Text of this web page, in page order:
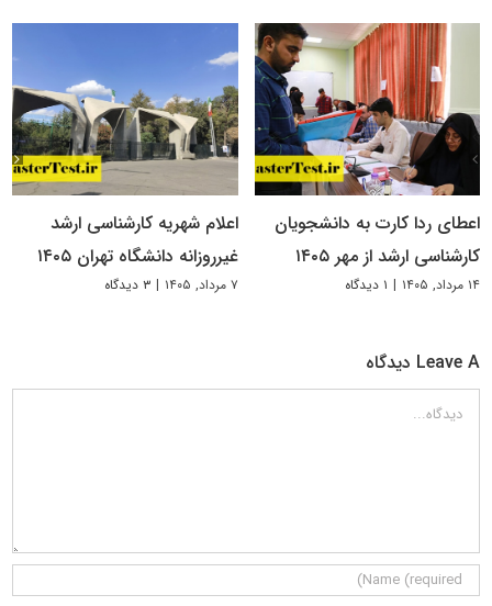
اعطای ردا کارت به دانشجویان
کارشناسی ارشد از مهر ۱۴۰۵
۱۴ مرداد, ۱۴۰۵ | ۱ دیدگاه
اعلام شهریه کارشناسی ارشد
غیرروزانه دانشگاه تهران ۱۴۰۵
۷ مرداد, ۱۴۰۵ | ۳ دیدگاه
Leave A دیدگاه
دیدگاه